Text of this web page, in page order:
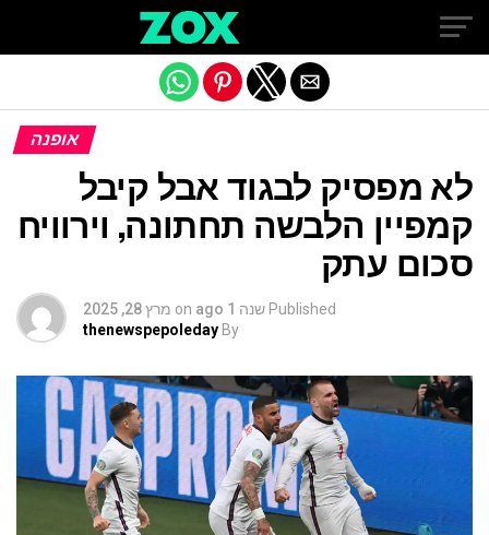
אופנה
לא מפסיק לבגוד אבל קיבל
קמפיין הלבשה תחתונה, וירוויח
סכום עתק
Published שנה 1 ago on מרץ 28, 2025
By
thenewspepoleday
Exit mobile version